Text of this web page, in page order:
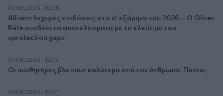
07.08.2026 - 12:25
Allianz: Ισχυρές επιδόσεις στο α’ εξάμηνο του 2026 – Ο Oliver
Bäte συνδέει τα αποτελέσματα με το κλείσιμο του
«protection gap»
07.08.2026 - 12:12
Οι αισθητήρες βλέπουν καλύτερα από τον άνθρωπο. Πάντα;
07.08.2026 - 11:01